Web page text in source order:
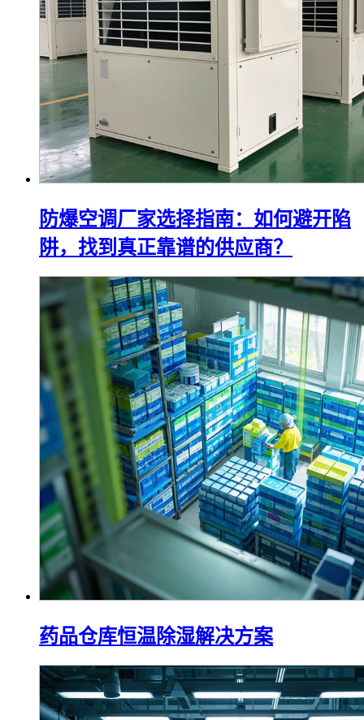
防爆空调厂家选择指南：如何避开陷
阱，找到真正靠谱的供应商？
药品仓库恒温除湿解决方案